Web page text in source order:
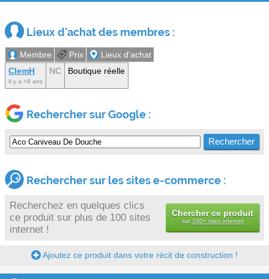
Lieux d'achat des membres :
Membre Prix
Lieux d'achat
ClemH
Il y a +8 ans
NC Boutique réelle
Rechercher sur Google :
Rechercher sur les sites e-commerce :
Recherchez en quelques clics
ce produit sur plus de 100 sites
internet !
Chercher ce produit
sur 100+ sites internet
Ajoutez ce produit dans votre récit de construction !